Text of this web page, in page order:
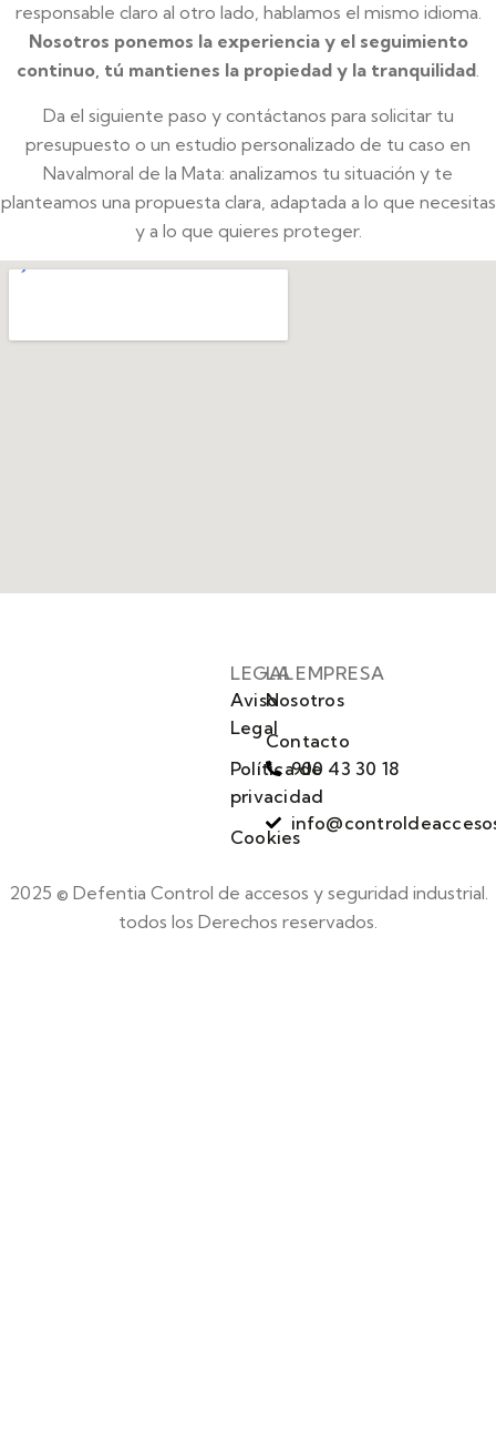
responsable claro al otro lado, hablamos el mismo idioma.
Nosotros ponemos la experiencia y el seguimiento
continuo, tú mantienes la propiedad y la tranquilidad.
Da el siguiente paso y contáctanos para solicitar tu
presupuesto o un estudio personalizado de tu caso en
Navalmoral de la Mata: analizamos tu situación y te
planteamos una propuesta clara, adaptada a lo que necesitas
y a lo que quieres proteger.
LEGAL
Aviso
Legal
Política de
privacidad
Cookies
LA EMPRESA
Nosotros
Contacto
900 43 30 18
2025 © Defentia Control de accesos y seguridad industrial.
todos los Derechos reservados.